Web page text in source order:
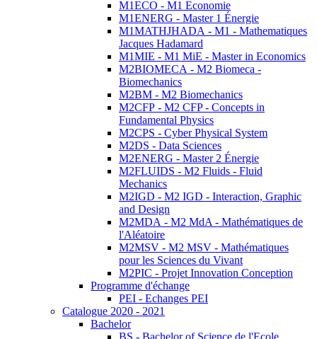
M1ECO - M1 Economie
M1ENERG - Master 1 Énergie
M1MATHJHADA - M1 - Mathematiques
Jacques Hadamard
M1MIE - M1 MiE - Master in Economics
M2BIOMECA - M2 Biomeca -
Biomechanics
M2BM - M2 Biomechanics
M2CFP - M2 CFP - Concepts in
Fundamental Physics
M2CPS - Cyber Physical System
M2DS - Data Sciences
M2ENERG - Master 2 Énergie
M2FLUIDS - M2 Fluids - Fluid
Mechanics
M2IGD - M2 IGD - Interaction, Graphic
and Design
M2MDA - M2 MdA - Mathématiques de
l'Aléatoire
M2MSV - M2 MSV - Mathématiques
pour les Sciences du Vivant
M2PIC - Projet Innovation Conception
Programme d'échange
PEI - Echanges PEI
Catalogue 2020 - 2021
Bachelor
BS - Bachelor of Science de l'Ecole